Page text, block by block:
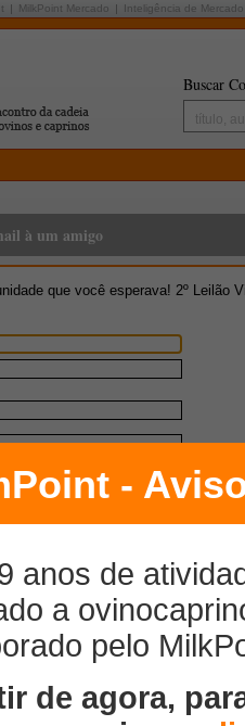
MilkPoint Mercado Inteligência de Mercado
Buscar
à um amigo
que você esperava! 2º Leilão
restantes